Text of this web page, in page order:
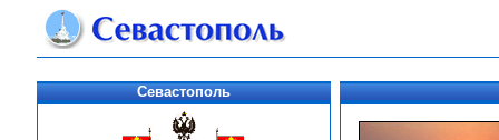
Севастополь